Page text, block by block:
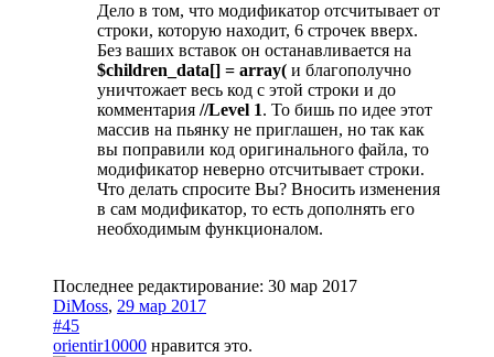
Дело в том, что модификатор отсчитывает от
строки, которую находит, 6 строчек вверх.
Без ваших вставок он останавливается на
$children_data[] = array( и благополучно
уничтожает весь код с этой строки и до
комментария //Level 1. То бишь по идее этот
массив на пьянку не приглашен, но так как
вы поправили код оригинального файла, то
модификатор неверно отсчитывает строки.
Что делать спросите Вы? Вносить изменения
в сам модификатор, то есть дополнять его
необходимым функционалом.
Последнее редактирование: 30 мар 2017
DiMoss, 29 мар 2017
#45
orientir10000 нравится это.